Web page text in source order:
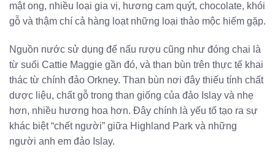
mật ong, nhiều loại gia vị, hương cam quýt, chocolate, khói
gỗ và thậm chí cả hàng loạt những loại thảo mộc hiếm gặp.
Nguồn nước sử dụng để nấu rượu cũng như đóng chai là
từ suối Cattie Maggie gần đó, và than bùn trên thực tế khai
thác từ chính đảo Orkney. Than bùn nơi đây thiếu tính chất
dược liệu, chất gỗ trong than giống của đảo Islay và nhẹ
hơn, nhiều hương hoa hơn. Đây chính là yếu tố tạo ra sự
khác biệt “chết người” giữa Highland Park và những
người anh em đảo Islay.